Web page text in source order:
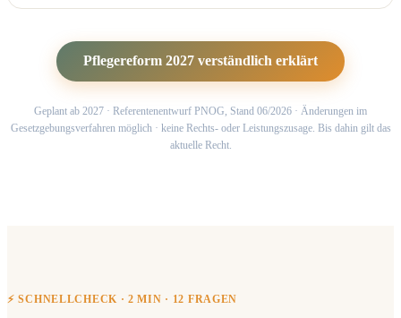
Pflegereform 2027 verständlich erklärt
Geplant ab 2027 · Referentenentwurf PNOG, Stand 06/2026 · Änderungen im
Gesetzgebungsverfahren möglich · keine Rechts- oder Leistungszusage. Bis dahin gilt das
aktuelle Recht.
⚡ SCHNELLCHECK · 2 MIN · 12 FRAGEN